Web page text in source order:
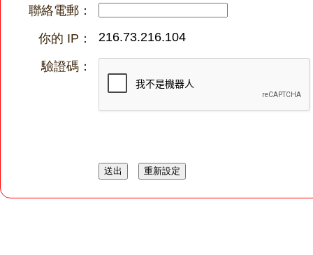
聯絡電郵：
你的 IP：
216.73.216.104
驗證碼：